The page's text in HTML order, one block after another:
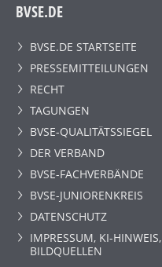
BVSE.DE
BVSE.DE STARTSEITE
PRESSEMITTEILUNGEN
RECHT
TAGUNGEN
BVSE-QUALITÄTSSIEGEL
DER VERBAND
BVSE-FACHVERBÄNDE
BVSE-JUNIORENKREIS
DATENSCHUTZ
IMPRESSUM, KI-HINWEIS,
BILDQUELLEN